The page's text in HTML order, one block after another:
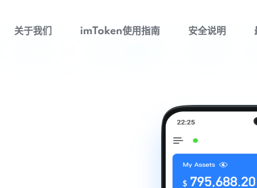
关于我们 imToken使用指南 安全说明